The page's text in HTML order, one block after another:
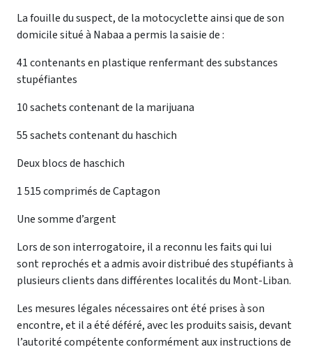
La fouille du suspect, de la motocyclette ainsi que de son
domicile situé à Nabaa a permis la saisie de :
41 contenants en plastique renfermant des substances
stupéfiantes
10 sachets contenant de la marijuana
55 sachets contenant du haschich
Deux blocs de haschich
1 515 comprimés de Captagon
Une somme d’argent
Lors de son interrogatoire, il a reconnu les faits qui lui
sont reprochés et a admis avoir distribué des stupéfiants à
plusieurs clients dans différentes localités du Mont-Liban.
Les mesures légales nécessaires ont été prises à son
encontre, et il a été déféré, avec les produits saisis, devant
l’autorité compétente conformément aux instructions de